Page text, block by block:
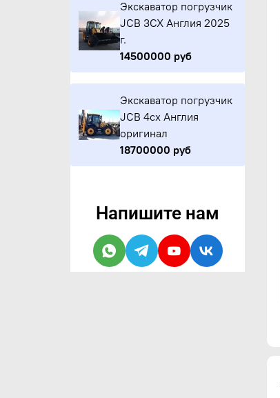
Экскаватор погрузчик
JCB 3CX Англия 2025
г.
14500000 руб
Экскаватор погрузчик
JCB 4cx Англия
оригинал
18700000 руб
Напишите нам